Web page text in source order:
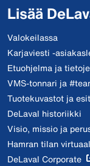
Lisää
Valokeilassa
Karjaviesti -
Etuohjelma ja
VMS-tonnari ja
Tuotekuvastot ja
DeLaval historiikki
Visio, missio ja
Hamran tilan
DeLaval Corporate